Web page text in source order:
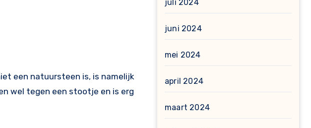
een natuursteen is, is namelijk
wel tegen een stootje en is erg
juli 2024
juni 2024
mei 2024
april 2024
maart 2024